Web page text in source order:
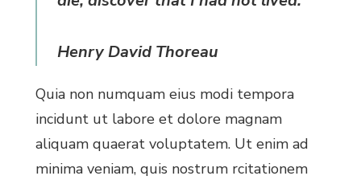
Henry David Thoreau
Quia non numquam eius modi tempora
incidunt ut labore et dolore magnam
aliquam quaerat voluptatem. Ut enim ad
minima veniam, quis nostrum rcitationem